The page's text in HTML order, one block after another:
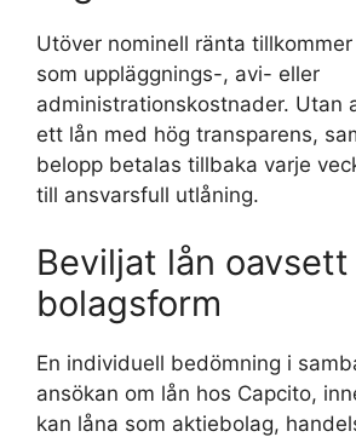
Utöver nominell ränta
som uppläggnings-, avi- eller
administrationskostnader. Utan
ett lån med hög transparens,
belopp betalas tillbaka varje
till ansvarsfull utlåning.
Beviljat lån oavsett
bolagsform
En individuell bedömning i
ansökan om lån hos Capcito,
kan låna som aktiebolag,